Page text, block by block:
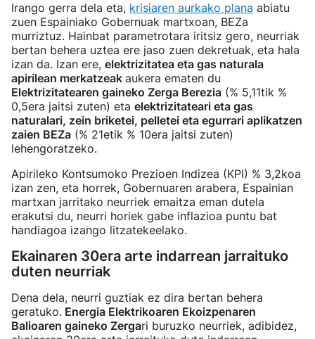
Irango gerra dela eta, krisiaren aurkako plana abiatu
zuen Espainiako Gobernuak martxoan, BEZa
murriztuz. Hainbat parametrotara iritsiz gero, neurriak
bertan behera uztea ere jaso zuen dekretuak, eta hala
izan da. Izan ere, elektrizitatea eta gas naturala
apirilean merkatzeak aukera ematen du
Elektrizitatearen gaineko Zerga Berezia (% 5,11tik %
0,5era jaitsi zuten) eta elektrizitateari eta gas
naturalari, zein briketei, pelletei eta egurrari aplikatzen
zaien BEZa (% 21etik % 10era jaitsi zuten)
lehengoratzeko.
Apirileko Kontsumoko Prezioen Indizea (KPI) % 3,2koa
izan zen, eta horrek, Gobernuaren arabera, Espainian
martxan jarritako neurriek emaitza eman dutela
erakutsi du, neurri horiek gabe inflazioa puntu bat
handiagoa izango litzatekeelako.
Ekainaren 30era arte indarrean jarraituko
duten neurriak
Dena dela, neurri guztiak ez dira bertan behera
geratuko. Energia Elektrikoaren Ekoizpenaren
Balioaren gaineko Zergari buruzko neurriek, adibidez,